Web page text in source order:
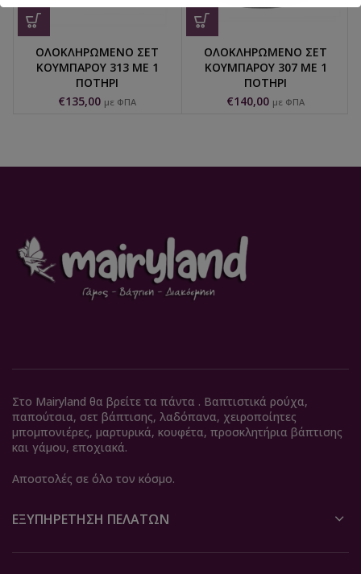
ΟΛΟΚΛΗΡΩΜΕΝΟ ΣΕΤ
ΚΟΥΜΠΑΡΟΥ 313 ΜΕ 1
ΠΟΤΗΡΙ
€135,00 με ΦΠΑ
ΟΛΟΚΛΗΡΩΜΕΝΟ ΣΕΤ
ΚΟΥΜΠΑΡΟΥ 307 ΜΕ 1
ΠΟΤΗΡΙ
€140,00 με ΦΠΑ
Στο Mairyland θα βρείτε τα πάντα . Βαπτιστικά ρούχα,
παπούτσια, σετ βάπτισης, λαδόπανα, χειροποίητες
μπομπονιέρες, μαρτυρικά, κουφέτα, προσκλητήρια βάπτισης
και γάμου, εποχιακά.
Αποστολές σε όλο τον κόσμο.
ΕΞΥΠΗΡΈΤΗΣΗ ΠΕΛΑΤΏΝ